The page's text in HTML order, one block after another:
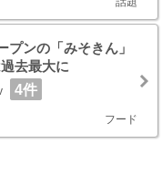
プンの「みそきん」
去最大に
4件
フード